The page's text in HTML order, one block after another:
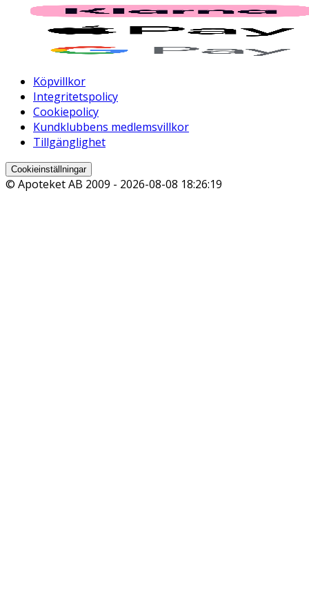
Köpvillkor
Integritetspolicy
Cookiepolicy
Kundklubbens medlemsvillkor
Tillgänglighet
Cookieinställningar
© Apoteket AB 2009 - 2026-08-08 18:26:19